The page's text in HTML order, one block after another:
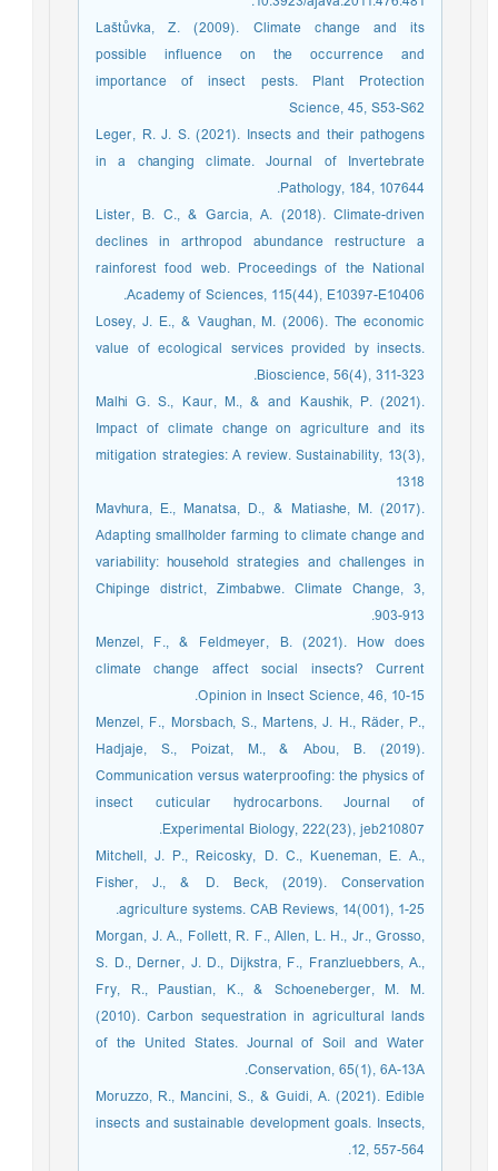
Laštůvka, Z. (2009). Climate change and its
possible influence on the occurrence and
importance of insect pests. Plant Protection
Science, 45, S53-S62
Leger, R. J. S. (2021). Insects and their pathogens
in a changing climate. Journal of Invertebrate
Pathology, 184, 107644.‏
Lister, B. C., & Garcia, A. (2018). Climate-driven
declines in arthropod abundance restructure a
rainforest food web. Proceedings of the National
Academy of Sciences, 115(44), E10397-E10406.‏
Losey, J. E., & Vaughan, M. (2006). The economic
value of ecological services provided by insects.
Bioscience, 56(4), 311-323.
Malhi G. S., Kaur, M., & and Kaushik, P. (2021).
Impact of climate change on agriculture and its
mitigation strategies: A review. Sustainability, 13(3),
1318
Mavhura, E., Manatsa, D., & Matiashe, M. (2017).
Adapting smallholder farming to climate change and
variability: household strategies and challenges in
Chipinge district, Zimbabwe. Climate Change, 3,
903-913.
Menzel, F., & Feldmeyer, B. (2021). How does
climate change affect social insects? Current
Opinion in Insect Science, 46, 10-15.‏
Menzel, F., Morsbach, S., Martens, J. H., Räder, P.,
Hadjaje, S., Poizat, M., & Abou, B. (2019).
Communication versus waterproofing: the physics of
insect cuticular hydrocarbons. Journal of
Experimental Biology, 222(23), jeb210807.‏
Mitchell, J. P., Reicosky, D. C., Kueneman, E. A.,
Fisher, J., & D. Beck, (2019). Conservation
agriculture systems. CAB Reviews, 14(001), 1-25.
Morgan, J. A., Follett, R. F., Allen, L. H., Jr., Grosso,
S. D., Derner, J. D., Dijkstra, F., Franzluebbers, A.,
Fry, R., Paustian, K., & Schoeneberger, M. M.
(2010). Carbon sequestration in agricultural lands
of the United States. Journal of Soil and Water
Conservation, 65(1), 6A-13A.
Moruzzo, R., Mancini, S., & Guidi, A. (2021). Edible
insects and sustainable development goals. Insects,
12, 557-564.